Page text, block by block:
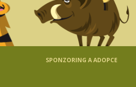
SPONZORING A ADOPCE